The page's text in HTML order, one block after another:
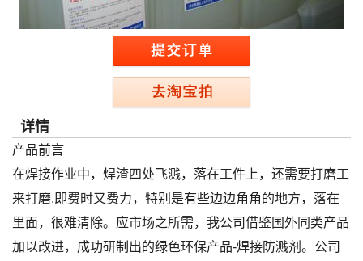
详情
产品前言
在焊接作业中，焊渣四处飞溅，落在工件上，还需要打磨工
来打磨,即费时又费力，特别是有些边边角角的地方，落在
里面，很难清除。应市场之所需，我公司借鉴国外同类产品
加以改进，成功研制出的绿色环保产品-焊接防溅剂。公司